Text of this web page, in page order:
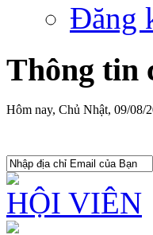
Đăng
Thông tin
Hôm nay, Chủ Nhật, 09/08/
HỘI VIÊN